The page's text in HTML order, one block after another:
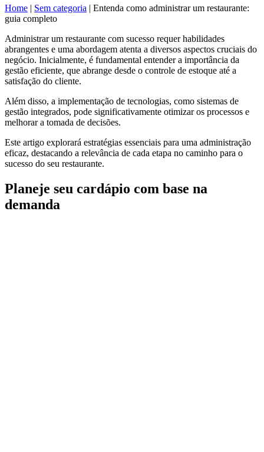
Home | Sem categoria | Entenda como administrar um restaurante:
guia completo
Administrar um restaurante com sucesso requer habilidades
abrangentes e uma abordagem atenta a diversos aspectos cruciais do
negócio. Inicialmente, é fundamental entender a importância da
gestão eficiente, que abrange desde o controle de estoque até a
satisfação do cliente.
Além disso, a implementação de tecnologias, como sistemas de
gestão integrados, pode significativamente otimizar os processos e
melhorar a tomada de decisões.
Este artigo explorará estratégias essenciais para uma administração
eficaz, destacando a relevância de cada etapa no caminho para o
sucesso do seu restaurante.
Planeje seu cardápio com base na
demanda